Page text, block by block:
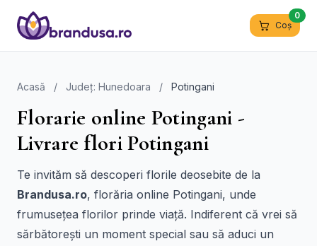
Coș
0
Acasă / Județ: Hunedoara / Potingani
Florarie online Potingani -
Livrare flori Potingani
Te invităm să descoperi florile deosebite de la
Brandusa.ro, florăria online Potingani, unde
frumusețea florilor prinde viață. Indiferent că vrei să
sărbătorești un moment special sau să aduci un